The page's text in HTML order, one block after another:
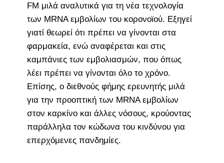
FM μιλά αναλυτικά για τη νέα τεχνολογία
των MRNA εμβολίων του κορονοϊού. Εξηγεί
γιατί θεωρεί ότι πρέπει να γίνονται στα
φαρμακεία, ενώ αναφέρεται και στις
καμπάνιες των εμβολιασμών, που όπως
λέει πρέπει να γίνονται όλο το χρόνο.
Επίσης, ο διεθνούς φήμης ερευνητής μιλά
για την προοπτική των MRNA εμβολίων
στον καρκίνο και άλλες νόσους, κρούοντας
παράλληλα τον κώδωνα του κινδύνου για
επερχόμενες πανδημίες.